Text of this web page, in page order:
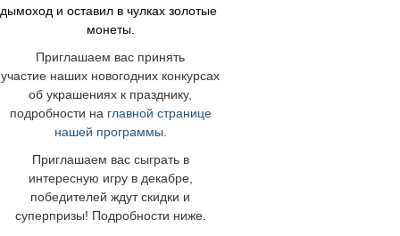
дымоход и оставил в чулках золотые
монеты.
Приглашаем вас принять
участие наших новогодних конкурсах
об украшениях к празднику,
подробности на главной странице
нашей программы
Приглашаем вас сыграть в
интересную игру в декабре,
победителей ждут скидки и
суперпризы! Подробности ниже.